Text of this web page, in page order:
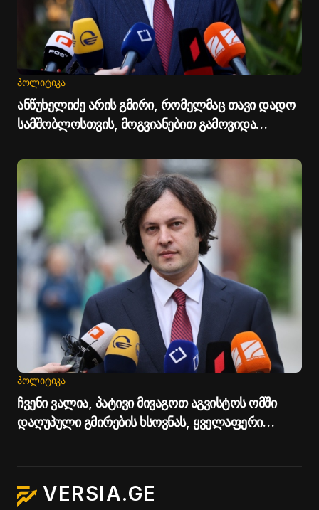
ᲞᲝᲚᲘᲢᲘᲙᲐ
ანწუხელიძე არის გმირი, რომელმაც თავი დადო
სამშობლოსთვის, მოგვიანებით გამოვიდა
გმირობა, თითქოს სააკაშვილისთვის შეგინებას
თუ რაღაც ამგვარს სთხოვდნენ - პრემიერი
ᲞᲝᲚᲘᲢᲘᲙᲐ
ჩვენი ვალია, პატივი მივაგოთ აგვისტოს ომში
დაღუპული გმირების ხსოვნას, ყველაფერი
VERSIA.GE